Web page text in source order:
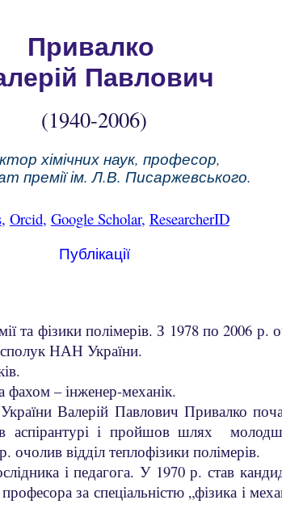
Привалко
Павлович
(1940-2006)
хімічних наук, професор,
премії ім. Л.В.Писаржевського.
, Orcid, Google Scholar, ResearcherID
Публікації
та фізики полімерів. З 1978по 2006 р.
сполук НАН України.
фахом – інженер-механік.
Валерій Павлович Привалко
аспірантурі і пройшов шлях
очолив відділ теплофізики полімерів.
і педагога. У 1970 р. став
за спеціальністю „фізика і